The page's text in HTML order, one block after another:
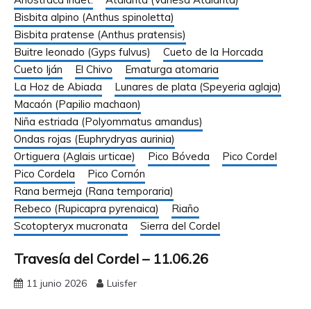
Bisbita alpino (Anthus spinoletta)
Bisbita pratense (Anthus pratensis)
Buitre leonado (Gyps fulvus)
Cueto de la Horcada
Cueto Iján
El Chivo
Ematurga atomaria
La Hoz de Abiada
Lunares de plata (Speyeria aglaja)
Macaón (Papilio machaon)
Niña estriada (Polyommatus amandus)
Ondas rojas (Euphrydryas aurinia)
Ortiguera (Aglais urticae)
Pico Bóveda
Pico Cordel
Pico Cordela
Pico Cornón
Rana bermeja (Rana temporaria)
Rebeco (Rupicapra pyrenaica)
Riaño
Scotopteryx mucronata
Sierra del Cordel
Travesía del Cordel – 11.06.26
11 junio 2026 Luisfer